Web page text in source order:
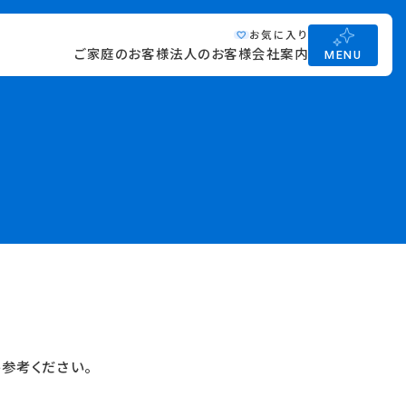
お気に入り
ご家庭のお客様法人のお客様会社案内 MENU
考ください。